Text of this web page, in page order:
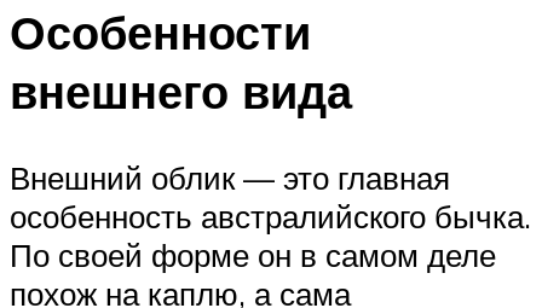
Особенности
внешнего вида
Внешний облик — это главная
особенность австралийского бычка.
По своей форме он в самом деле
похож на каплю, а сама